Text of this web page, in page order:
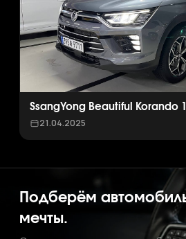
SsangYong Beautiful Korando
21.04.2025
Подберём
мечты.